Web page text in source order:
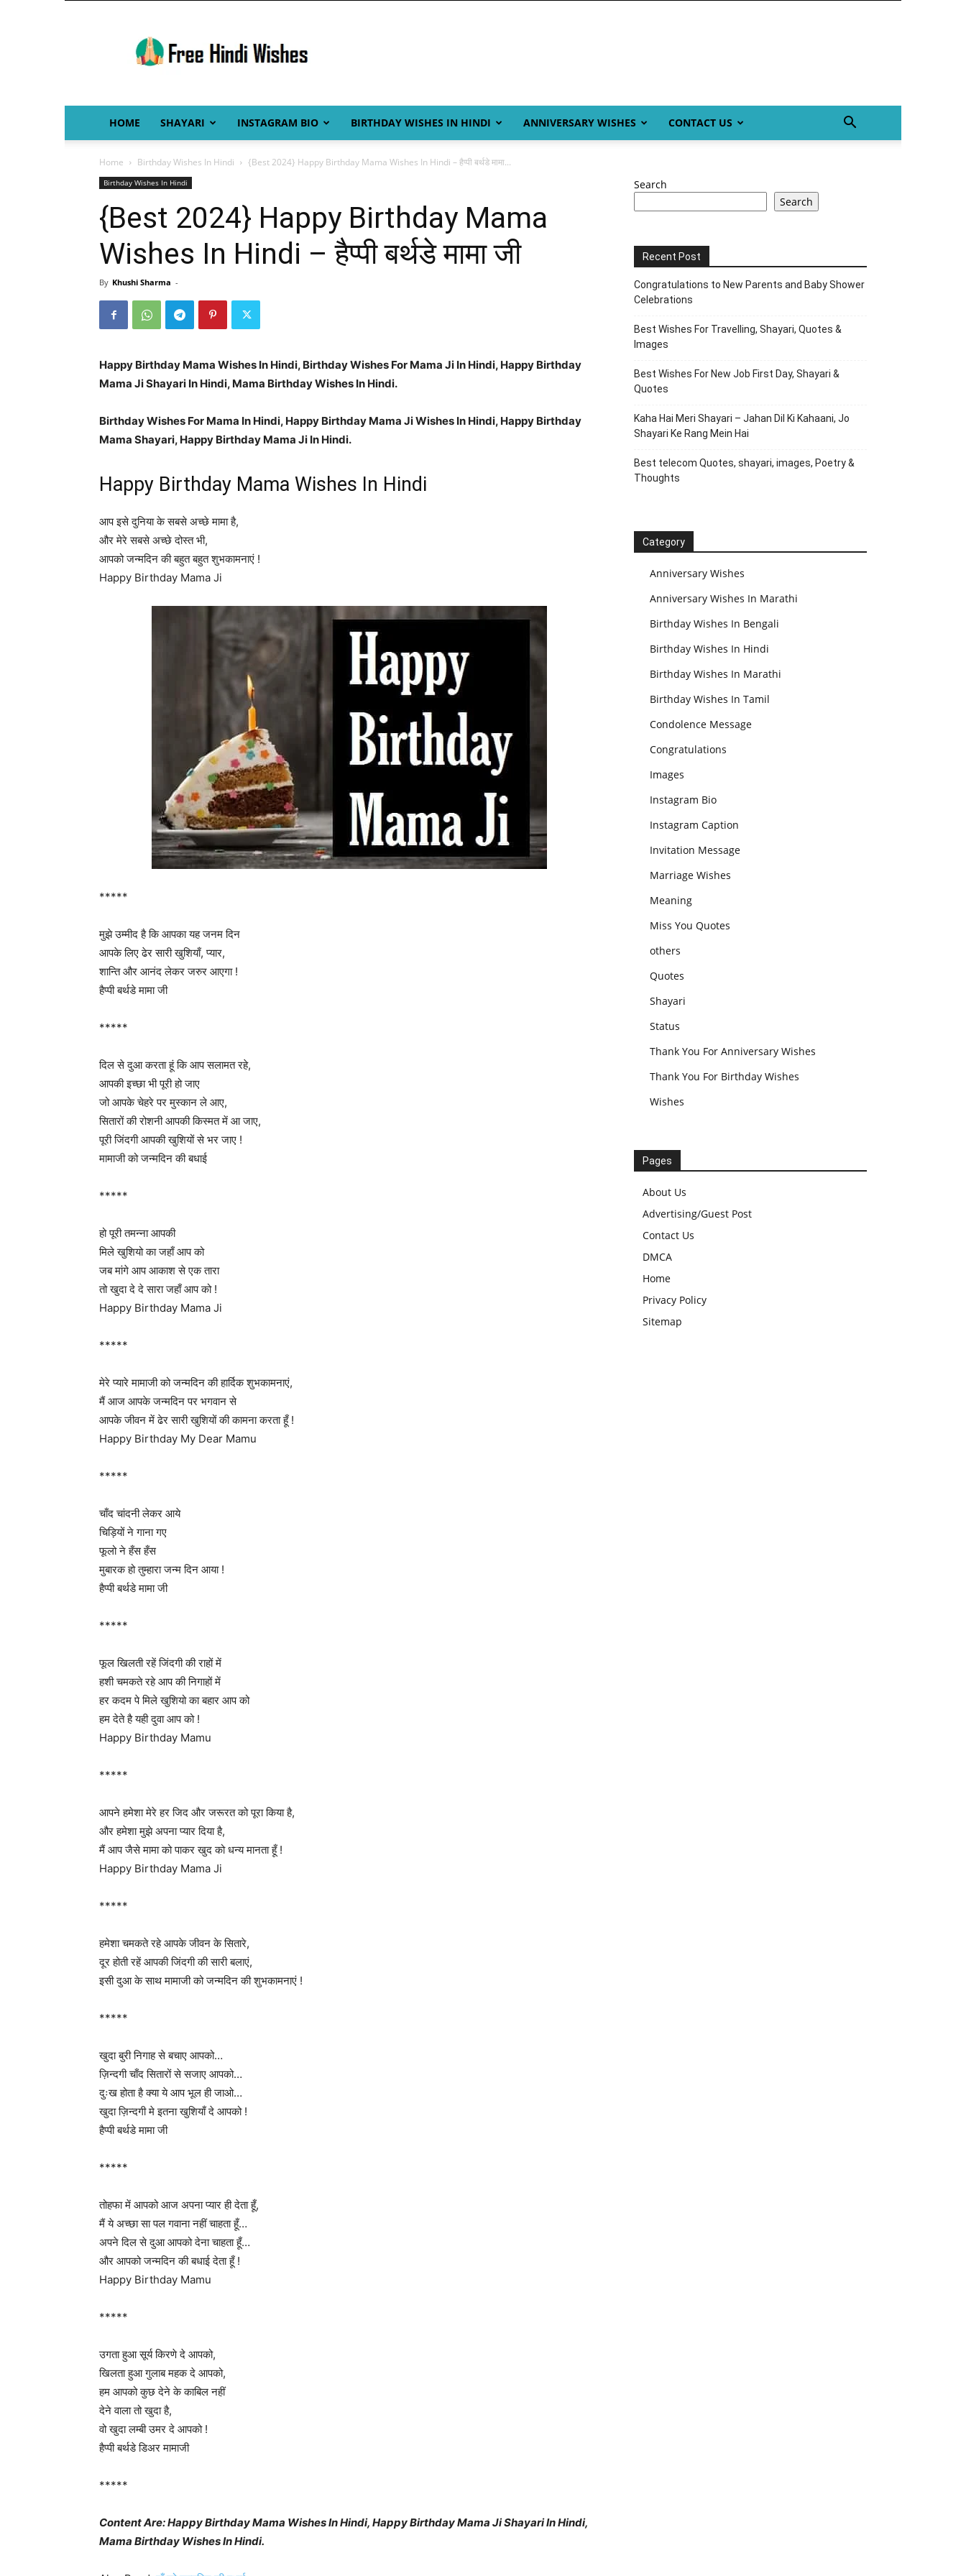
Hindi
Wishes
HOME SHAYARI INSTAGRAM BIO BIRTHDAY WISHES IN HINDI ANNIVERSARY WISHES CONTACT US
Home Birthday Wishes In Hindi {Best 2024} Happy Birthday Mama Wishes In Hindi – हैप्पी बर्थडे मामा...
Birthday Wishes In Hindi
{Best 2024} Happy Birthday Mama
Wishes In Hindi – हैप्पी बर्थडे मामा जी
By Khushi Sharma -
Happy Birthday Mama Wishes In Hindi, Birthday Wishes For Mama Ji In Hindi, Happy Birthday
Mama Ji Shayari In Hindi, Mama Birthday Wishes In Hindi.
Birthday Wishes For Mama In Hindi, Happy Birthday Mama Ji Wishes In Hindi, Happy Birthday
Mama Shayari, Happy Birthday Mama Ji In Hindi.
Happy Birthday Mama Wishes In Hindi
आप इसे दुनिया के सबसे अच्छे मामा है,
और मेरे सबसे अच्छे दोस्त भी,
आपको जन्मदिन की बहुत बहुत शुभकामनाएं !
Happy Birthday Mama Ji
*****
मुझे उम्मीद है कि आपका यह जनम दिन
आपके लिए ढेर सारी खुशियाँ, प्यार,
शान्ति और आनंद लेकर जरुर आएगा !
हैप्पी बर्थडे मामा जी
*****
दिल से दुआ करता हूं कि आप सलामत रहे,
आपकी इच्छा भी पूरी हो जाए
जो आपके चेहरे पर मुस्कान ले आए,
सितारों की रोशनी आपकी किस्मत में आ जाए,
पूरी जिंदगी आपकी खुशियों से भर जाए !
मामाजी को जन्मदिन की बधाई
*****
हो पूरी तमन्ना आपकी
मिले खुशियो का जहाँ आप को
जब मांगे आप आकाश से एक तारा
तो खुदा दे दे सारा जहाँ आप को !
Happy Birthday Mama Ji
*****
मेरे प्यारे मामाजी को जन्मदिन की हार्दिक शुभकामनाएं,
मैं आज आपके जन्मदिन पर भगवान से
आपके जीवन में ढेर सारी खुशियों की कामना करता हूँ !
Happy Birthday My Dear Mamu
*****
चाँद चांदनी लेकर आये
चिड़ियों ने गाना गए
फूलो ने हँस हँस
मुबारक हो तुम्हारा जन्म दिन आया !
हैप्पी बर्थडे मामा जी
*****
फूल खिलती रहें जिंदगी की राहों में
हशी चमकते रहे आप की निगाहों में
हर कदम पे मिले खुशियो का बहार आप को
हम देते है यही दुवा आप को !
Happy Birthday Mamu
*****
आपने हमेशा मेरे हर जिद और जरूरत को पूरा किया है,
और हमेशा मुझे अपना प्यार दिया है,
मैं आप जैसे मामा को पाकर खुद को धन्य मानता हूँ !
Happy Birthday Mama Ji
*****
हमेशा चमकते रहे आपके जीवन के सितारे,
दूर होती रहें आपकी जिंदगी की सारी बलाएं,
इसी दुआ के साथ मामाजी को जन्मदिन की शुभकामनाएं !
*****
खुदा बुरी निगाह से बचाए आपको…
ज़िन्दगी चाँद सितारों से सजाए आपको…
दुःख होता है क्या ये आप भूल ही जाओ…
खुदा ज़िन्दगी मे इतना खुशियाँ दे आपको !
हैप्पी बर्थडे मामा जी
*****
तोहफा में आपको आज अपना प्यार ही देता हूँ,
मैं ये अच्छा सा पल गवाना नहीं चाहता हूँ…
अपने दिल से दुआ आपको देना चाहता हूँ…
और आपको जन्मदिन की बधाई देता हूँ !
Happy Birthday Mamu
*****
उगता हुआ सूर्य किरणे दे आपको,
खिलता हुआ गुलाब महक दे आपको,
हम आपको कुछ देने के काबिल नहीं
देने वाला तो खुदा है,
वो खुदा लम्बी उमर दे आपको !
हैप्पी बर्थडे डिअर मामाजी
*****
Content Are: Happy Birthday Mama Wishes In Hindi, Happy Birthday Mama Ji Shayari In Hindi,
Mama Birthday Wishes In Hindi.
Search
Search
Recent Post
Congratulations to New Parents and Baby Shower
Celebrations
Best Wishes For Travelling, Shayari, Quotes &
Images
Best Wishes For New Job First Day, Shayari &
Quotes
Kaha Hai Meri Shayari – Jahan Dil Ki Kahaani, Jo
Shayari Ke Rang Mein Hai
Best telecom Quotes, shayari, images, Poetry &
Thoughts
Category
Anniversary Wishes
Anniversary Wishes In Marathi
Birthday Wishes In Bengali
Birthday Wishes In Hindi
Birthday Wishes In Marathi
Birthday Wishes In Tamil
Condolence Message
Congratulations
Images
Instagram Bio
Instagram Caption
Invitation Message
Marriage Wishes
Meaning
Miss You Quotes
others
Quotes
Shayari
Status
Thank You For Anniversary Wishes
Thank You For Birthday Wishes
Wishes
Pages
About Us
Advertising/Guest Post
Contact Us
DMCA
Home
Privacy Policy
Sitemap